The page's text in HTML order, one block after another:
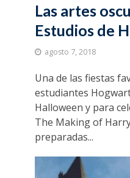
Las artes
Estudios de
agosto 7, 2018
Una de las fiestas
estudiantes
Halloween y para
The Making of
preparadas...